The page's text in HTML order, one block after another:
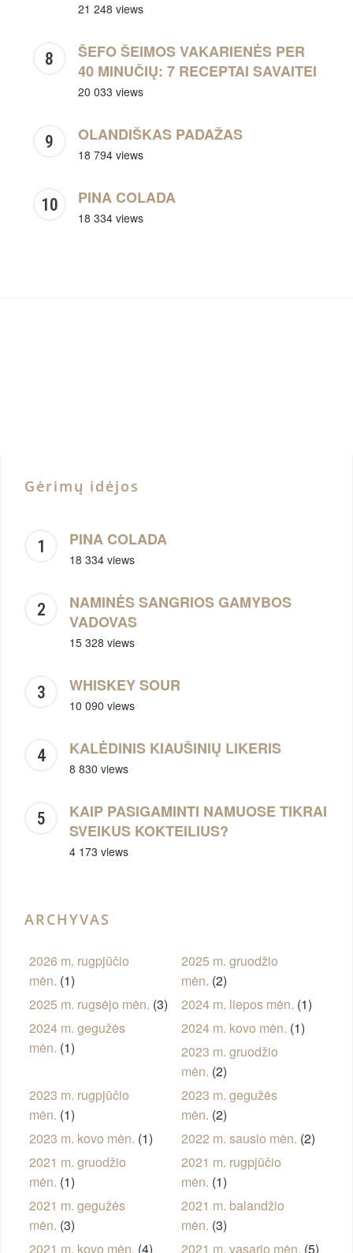
21 248 views
ŠEFO ŠEIMOS VAKARIENĖS PER
40 MINUČIŲ: 7 RECEPTAI SAVAITEI
20 033 views
OLANDIŠKAS PADAŽAS
18 794 views
PINA COLADA
18 334 views
Gėrimų idėjos
PINA COLADA
18 334 views
NAMINĖS SANGRIOS GAMYBOS
VADOVAS
15 328 views
WHISKEY SOUR
10 090 views
KALĖDINIS KIAUŠINIŲ LIKERIS
8 830 views
KAIP PASIGAMINTI NAMUOSE TIKRAI
SVEIKUS KOKTEILIUS?
4 173 views
ARCHYVAS
2026 m. rugpjūčio
mėn. (1)
2025 m. gruodžio
mėn. (2)
2025 m. rugsėjo mėn. (3) 2024 m. liepos mėn. (1)
2024 m. gegužės
mėn. (1)
2024 m. kovo mėn. (1)
2023 m. gruodžio
mėn. (2)
2023 m. rugpjūčio
mėn. (1)
2023 m. gegužės
mėn. (2)
2023 m. kovo mėn. (1) 2022 m. sausio mėn. (2)
2021 m. gruodžio
mėn. (1)
2021 m. rugpjūčio
mėn. (1)
2021 m. gegužės
mėn. (3)
2021 m. balandžio
mėn. (3)
2021 m. kovo mėn. (4) 2021 m. vasario mėn. (5)